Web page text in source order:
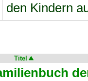
den Kindern
Titel